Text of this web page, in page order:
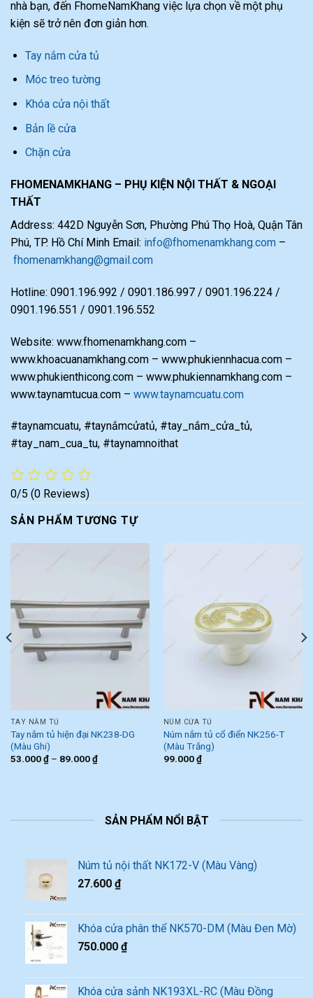
nhà bạn, đến FhomeNamKhang việc lựa chọn về một phụ
kiện sẽ trở nên đơn giản hơn.
Tay nắm cửa tủ
Móc treo tường
Khóa cửa nội thất
Bản lề cửa
Chặn cửa
FHOMENAMKHANG – PHỤ KIỆN NỘI THẤT & NGOẠI
THẤT
Address: 442D Nguyễn Sơn, Phường Phú Thọ Hoà, Quận Tân
Phú, TP. Hồ Chí Minh Email: info@fhomenamkhang.com –
fhomenamkhang@gmail.com
Hotline: 0901.196.992 / 0901.186.997 / 0901.196.224 /
0901.196.551 / 0901.196.552
Website: www.fhomenamkhang.com –
www.khoacuanamkhang.com – www.phukiennhacua.com –
www.phukienthicong.com – www.phukiennamkhang.com –
www.taynamtucua.com – www.taynamcuatu.com
#taynamcuatu, #taynắmcửatủ, #tay_nắm_cửa_tủ,
#tay_nam_cua_tu, #taynamnoithat
0/5 (0 Reviews)
SẢN PHẨM TƯƠNG TỰ
TAY NẮM TỦ
Tay nắm tủ hiện đại NK238-DG
(Màu Ghi)
53.000₫– 89.000₫
NÚM CỬA TỦ
Núm nắm tủ cổ điển NK256-T
(Màu Trắng)
99.000₫
SẢN PHẨM NỔI BẬT
Núm tủ nội thất NK172-V (Màu Vàng)
27.600 ₫
Khóa cửa phân thể NK570-DM (Màu Đen Mờ)
750.000 ₫
Khóa cửa sảnh NK193XL-RC (Màu Đồng